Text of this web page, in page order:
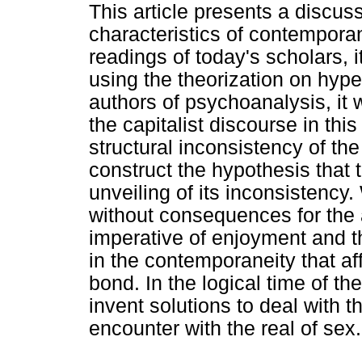
This article presents a
characteristics of
readings of today's scholars,
using the theorization on
authors of psychoanalysis, it
the capitalist discourse in
structural inconsistency of
construct the hypothesis that
unveiling of its
without consequences for
imperative of enjoyment and
in the contemporaneity that
bond. In the logical time of
invent solutions to deal with
encounter with the real of sex.